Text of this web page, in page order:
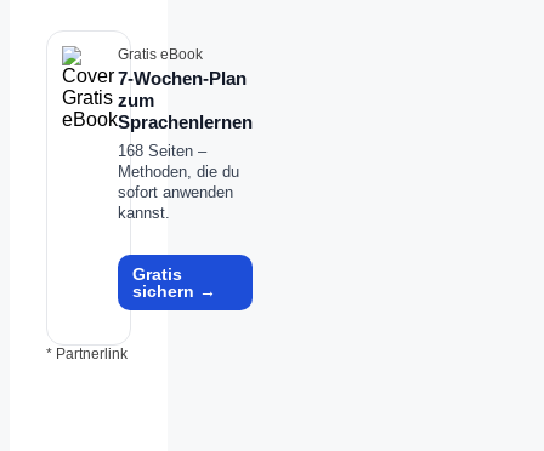
Gratis eBook
7-Wochen-Plan
zum
Sprachenlernen
168 Seiten –
Methoden, die du
sofort anwenden
kannst.
Gratis
sichern →
* Partnerlink